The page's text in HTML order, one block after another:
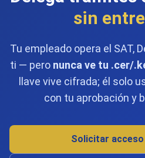
sin
Tu empleado opera el SAT,
ti — pero nunca ve tu .cer/
llave vive cifrada; él solo
con tu aprobación y
Solicitar